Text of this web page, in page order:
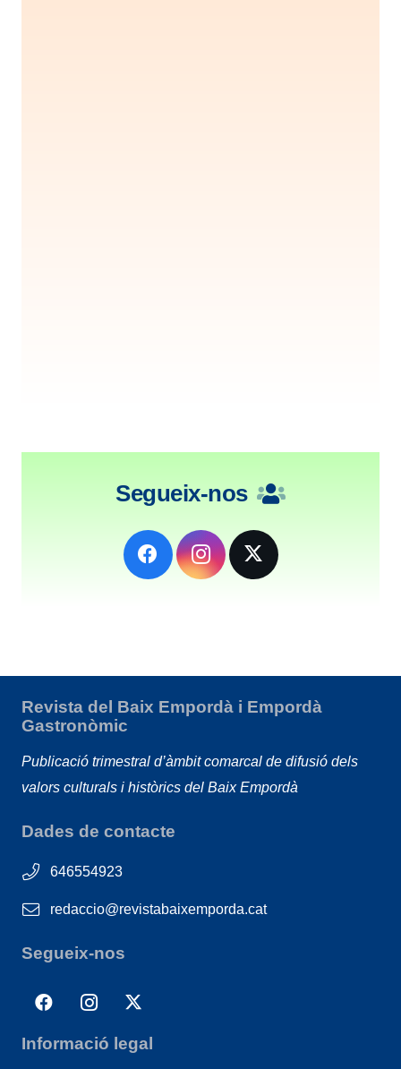
Segueix-nos
Revista del Baix Empordà i Empordà
Gastronòmic
Publicació trimestral d’àmbit comarcal de difusió dels
valors culturals i històrics del Baix Empordà
Dades de contacte
646554923
redaccio@revistabaixemporda.cat
Segueix-nos
Informació legal